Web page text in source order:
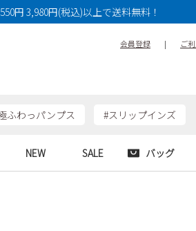
円 3,980円(税込)以上で送料無料！
会員登録 | ご
ふわっパンプス #スリップインズ
NEW SALE バッグ